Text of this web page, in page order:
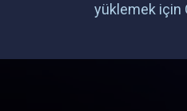
yüklemek için